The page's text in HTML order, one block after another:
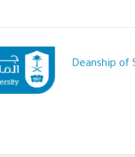
Deanship of